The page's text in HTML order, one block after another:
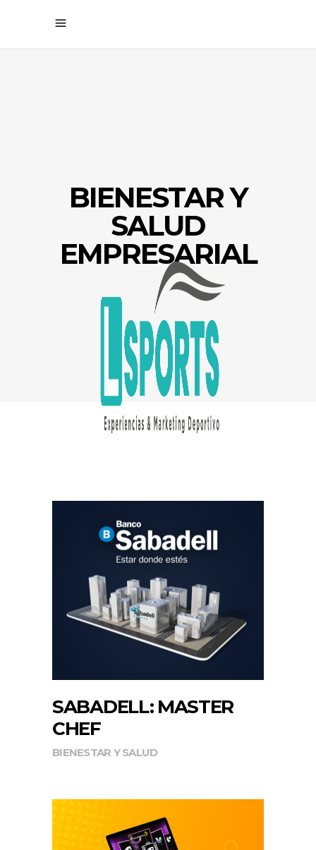
BIENESTAR Y
SALUD
EMPRESARIAL
SABADELL: MASTER
CHEF
BIENESTAR Y SALUD